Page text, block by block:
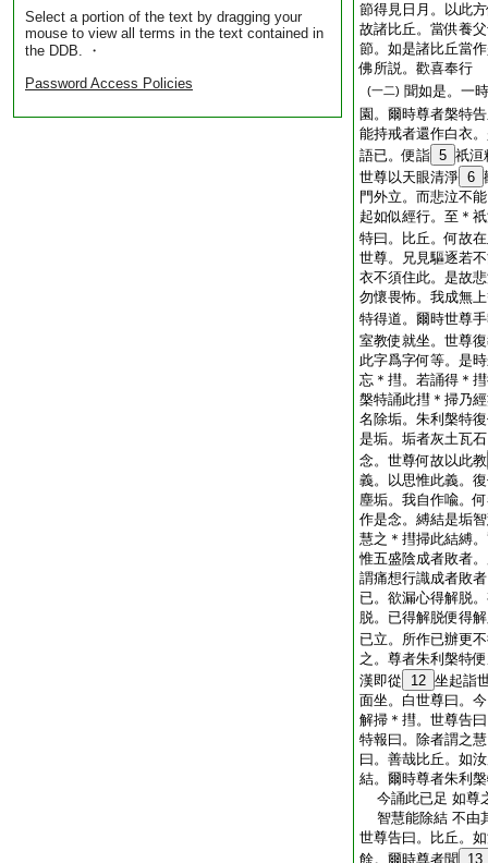
Select a portion of the text by dragging your
mouse to view all terms in the text contained in
the DDB. ・
Password Access Policies
節得見日月。以此
故諸比丘。當供養
節。如是諸比丘當
佛所説。歡喜奉行
(一二) 聞如是。一
園。爾時尊者槃特
能持戒者還作白衣
語已。便詣 5 祇洹
世尊以天眼清淨 6
門外立。而悲泣不
起如似經行。至＊
特曰。比丘。何故
世尊。兄見驅逐若
衣不須住此。是故
勿懷畏怖。我成無
特得道。爾時世尊
室教使就坐。世尊
此字爲字何等。是
忘＊㨹。若誦得＊
槃特誦此㨹＊掃乃
名除垢。朱利槃特
是垢。垢者灰土瓦
念。世尊何故以此教
義。以思惟此義。
塵垢。我自作喩。
作是念。縛結是垢
慧之＊㨹掃此結縛
惟五盛陰成者敗者
謂痛想行識成者敗
已。欲漏心得解脱
脱。已得解脱便得
已立。所作已辦更
之。尊者朱利槃特
漢即從
12 坐起詣
面坐。白世尊曰。
解掃＊㨹。世尊告
特報曰。除者謂之
曰。善哉比丘。如
結。爾時尊者朱利
今誦此已足 如尊
智慧能除結 不由
世尊告曰。比丘。
餘。爾時尊者聞
13